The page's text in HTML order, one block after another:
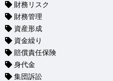
財務リスク
財務管理
資産形成
資金繰り
賠償責任保険
身代金
集団訴訟